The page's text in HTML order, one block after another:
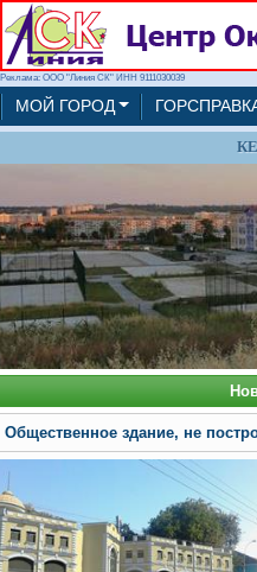
Реклама: ООО "Линия СК" ИНН 9111030039
МОЙ ГОРОД
Общественное здание, не